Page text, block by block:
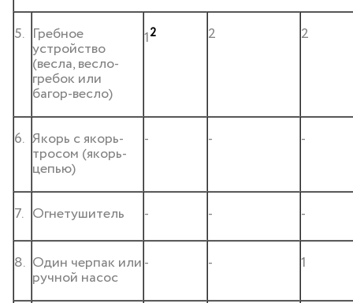
5. Гребное
устройство
(весла, весло-
гребок или
багор-весло)
12 2 2
6. Якорь с якорь-
тросом (якорь-
цепью)
- - -
7. Огнетушитель - - -
8. Один черпак или
ручной насос
- - 1